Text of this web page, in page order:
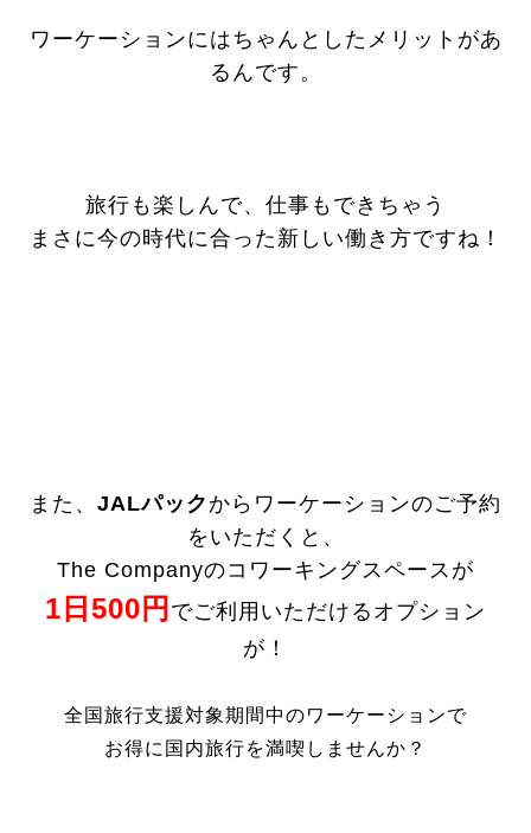
ワーケーションにはちゃんとしたメリットがあ
るんです。
旅行も楽しんで、仕事もできちゃう
まさに今の時代に合った新しい働き方ですね！
また、 JALパックからワーケーションのご予約
をいただくと、
The Companyのコワーキングスペースが
1日500円 でご利用いただけるオプション
が！
全国旅行支援対象期間中のワーケーションで
お得に国内旅行を満喫しませんか？